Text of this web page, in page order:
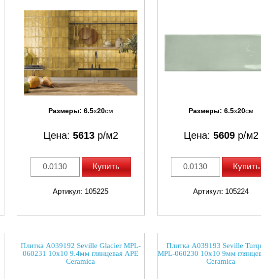
Размеры: 6.5x20см
Цена: 5613р/м2
Купить
Артикул: 105225
Размеры: 6.5x20см
Цена: 5609р/м2
Купить
Артикул: 105224
Плитка A039192 Seville Glacier MPL-
060231 10x10 9.4мм глянцевая APE
Ceramica
Плитка A039193 Seville
MPL-060230 10x10 9мм
Ceramica